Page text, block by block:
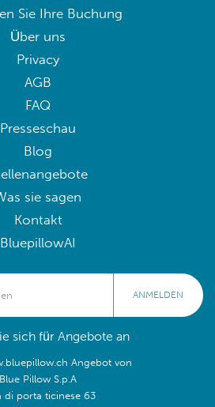
Sie Ihre Buchung
Über uns
Privacy
AGB
FAQ
Presseschau
Blog
sie sagen
Kontakt
BluepillowAI
ANMELDEN
sich für Angebote an
Angebot von
Blue Pillow S.p.A
di porta ticinese 63